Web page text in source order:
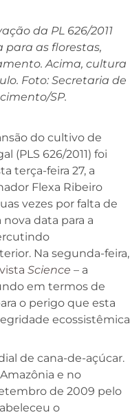
da PL 626/2011
as florestas,
Acima, cultura
Foto: Secretaria de
SP.
do cultivo de
(PLS 626/2011) foi
terça-feira 27, a
Flexa Ribeiro
vezes por falta de
data para a
Na segunda-feira,
Science – a
em termos de
o perigo que esta
ecossistêmica
de cana-de-açúcar.
e no
de 2009 pelo
o